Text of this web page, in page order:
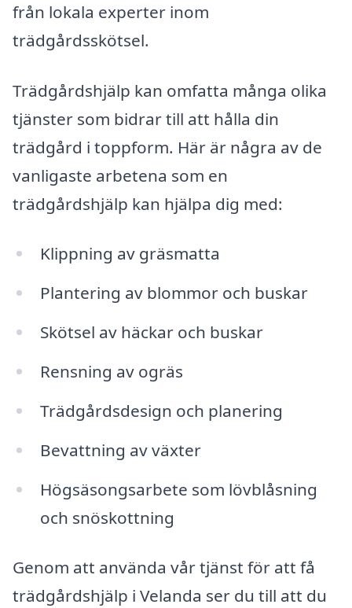
från lokala experter inom
trädgårdsskötsel.
Trädgårdshjälp kan omfatta många olika
tjänster som bidrar till att hålla din
trädgård i toppform. Här är några av de
vanligaste arbetena som en
trädgårdshjälp kan hjälpa dig med:
Klippning av gräsmatta
Plantering av blommor och buskar
Skötsel av häckar och buskar
Rensning av ogräs
Trädgårdsdesign och planering
Bevattning av växter
Högsäsongsarbete som lövblåsning
och snöskottning
Genom att använda vår tjänst för att få
trädgårdshjälp i Velanda ser du till att du